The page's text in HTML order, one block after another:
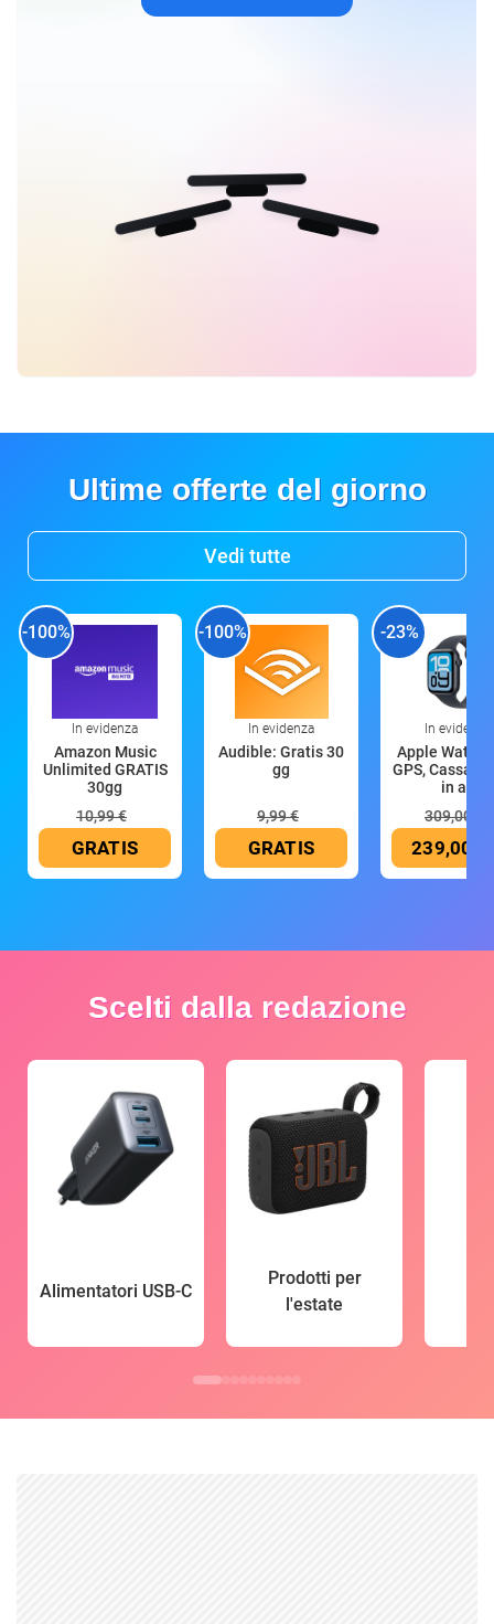
Ultime offerte del giorno
Vedi tutte
-100%
In evidenza
Amazon Music
Unlimited GRATIS
30gg
10,99 €
GRATIS
-100%
In evidenza
Audible: Gratis 30
gg
9,99 €
GRATIS
-23%
In evidenza
Apple Watch
GPS, Cassa
in all
309,00 €
239,00 €
Scelti dalla redazione
Alimentatori USB-C
Prodotti per
l'estate